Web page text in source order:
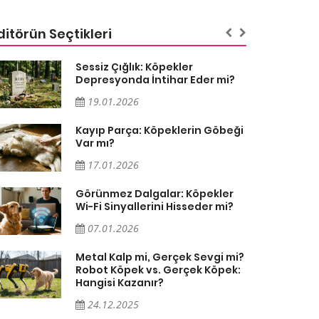
Seçtikleri
Sessiz Çığlık: Köpekler
Depresyonda İntihar Eder mi?
19.01.2026
Kayıp Parça: Köpeklerin Göbeği
Var mı?
17.01.2026
Görünmez Dalgalar: Köpekler
Wi-Fi Sinyallerini Hisseder mi?
07.01.2026
Metal Kalp mi, Gerçek Sevgi mi?
Robot Köpek vs. Gerçek Köpek:
Hangisi Kazanır?
24.12.2025